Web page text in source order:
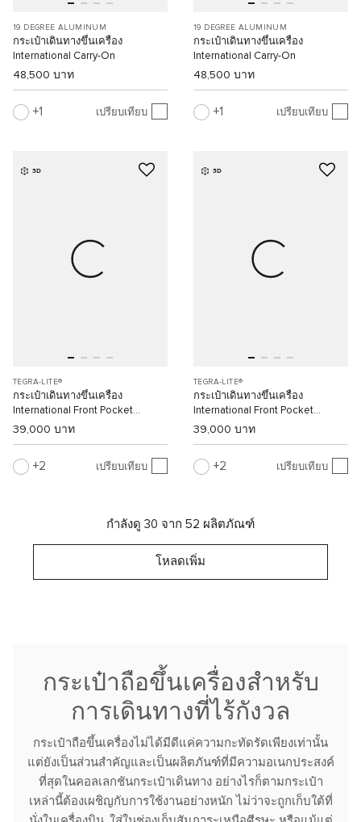
19 DEGREE ALUMINUM
กระเป๋าเดินทางขึ้นเครื่อง
International Carry-On
48,500 บาท
1 เปรียบเทียบ
19 DEGREE ALUMINUM
กระเป๋าเดินทางขึ้นเครื่อง
International Carry-On
48,500 บาท
1 เปรียบเทียบ
3D
TEGRA-LITE®
กระเป๋าเดินทางขึ้นเครื่อง
International Front Pocket
Expandable 4 Wheeled Carry-On
39,000 บาท
2 เปรียบเทียบ
3D
TEGRA-LITE®
กระเป๋าเดินทางขึ้นเครื่อง
International Front Pocket
Expandable 4 Wheeled Carry-On
39,000 บาท
2 เปรียบเทียบ
กำลังดู 30 จาก 52 ผลิตภัณฑ์
โหลดเพิ่ม
กระเป๋าถือขึ้นเครื่องสำหรับ
การเดินทางที่ไร้กังวล
กระเป๋าถือขึ้นเครื่องไม่ได้มีดีแค่ความกะทัดรัดเพียงเท่านั้น
แต่ยังเป็นส่วนสำคัญและเป็นผลิตภันฑ์ที่มีความอเนกประสงค์
ที่สุดในคอลเลกชันกระเป๋าเดินทาง อย่างไรก็ตามกระเป๋า
เหล่านี้ต้องเผชิญกับการใช้งานอย่างหนัก ไม่ว่าจะถูกเก็บใต้ที่